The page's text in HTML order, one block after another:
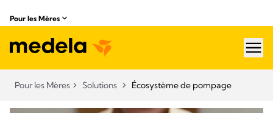
Pour les Mères
Pour les Mères Solutions Écosystème de pompage